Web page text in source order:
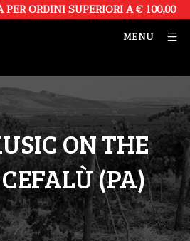
ORDINI SUPERIORI A € 100,00
MENU
ON THE
(PA)